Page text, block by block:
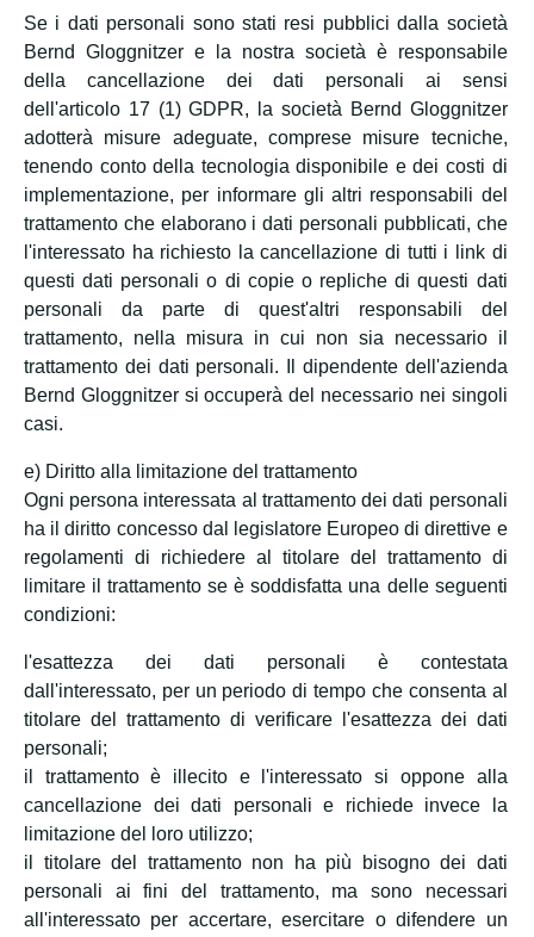
Se i dati personali sono stati resi pubblici dalla società
Bernd Gloggnitzer e la nostra società è responsabile
della cancellazione dei dati personali ai sensi
dell'articolo 17 (1) GDPR, la società Bernd Gloggnitzer
adotterà misure adeguate, comprese misure tecniche,
tenendo conto della tecnologia disponibile e dei costi di
implementazione, per informare gli altri responsabili del
trattamento che elaborano i dati personali pubblicati, che
l'interessato ha richiesto la cancellazione di tutti i link di
questi dati personali o di copie o repliche di questi dati
personali da parte di quest'altri responsabili del
trattamento, nella misura in cui non sia necessario il
trattamento dei dati personali. Il dipendente dell'azienda
Bernd Gloggnitzer si occuperà del necessario nei singoli
casi.
e) Diritto alla limitazione del trattamento
Ogni persona interessata al trattamento dei dati personali
ha il diritto concesso dal legislatore Europeo di direttive e
regolamenti di richiedere al titolare del trattamento di
limitare il trattamento se è soddisfatta una delle seguenti
condizioni:
l'esattezza dei dati personali è contestata
dall'interessato, per un periodo di tempo che consenta al
titolare del trattamento di verificare l'esattezza dei dati
personali;
il trattamento è illecito e l'interessato si oppone alla
cancellazione dei dati personali e richiede invece la
limitazione del loro utilizzo;
il titolare del trattamento non ha più bisogno dei dati
personali ai fini del trattamento, ma sono necessari
all'interessato per accertare, esercitare o difendere un